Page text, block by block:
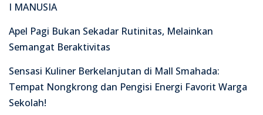
I MANUSIA
Apel Pagi Bukan Sekadar Rutinitas, Melainkan
Semangat Beraktivitas
Sensasi Kuliner Berkelanjutan di Mall Smahada:
Tempat Nongkrong dan Pengisi Energi Favorit Warga
Sekolah!